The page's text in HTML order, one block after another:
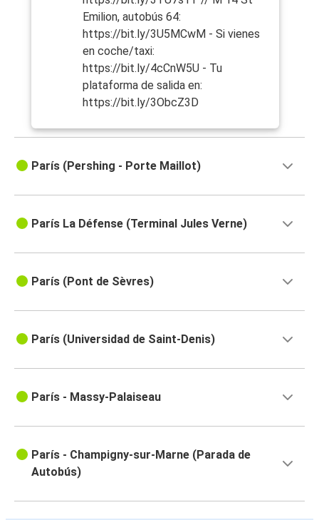
Emilion, autobús 64:
https://bit.ly/3U5MCwM - Si vienes
en coche/taxi:
https://bit.ly/4cCnW5U - Tu
plataforma de salida en:
https://bit.ly/3ObcZ3D
París (Pershing - Porte Maillot)
París La Défense (Terminal Jules Verne)
París (Pont de Sèvres)
París (Universidad de Saint-Denis)
París - Massy-Palaiseau
París - Champigny-sur-Marne (Parada de
Autobús)